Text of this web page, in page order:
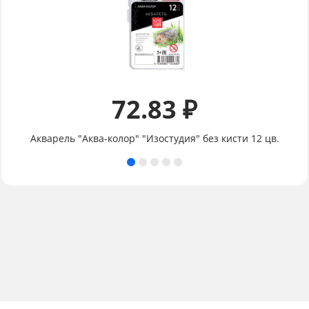
72.83 ₽
Акварель "Аква-колор" "Изостудия" без кисти 12 цв.